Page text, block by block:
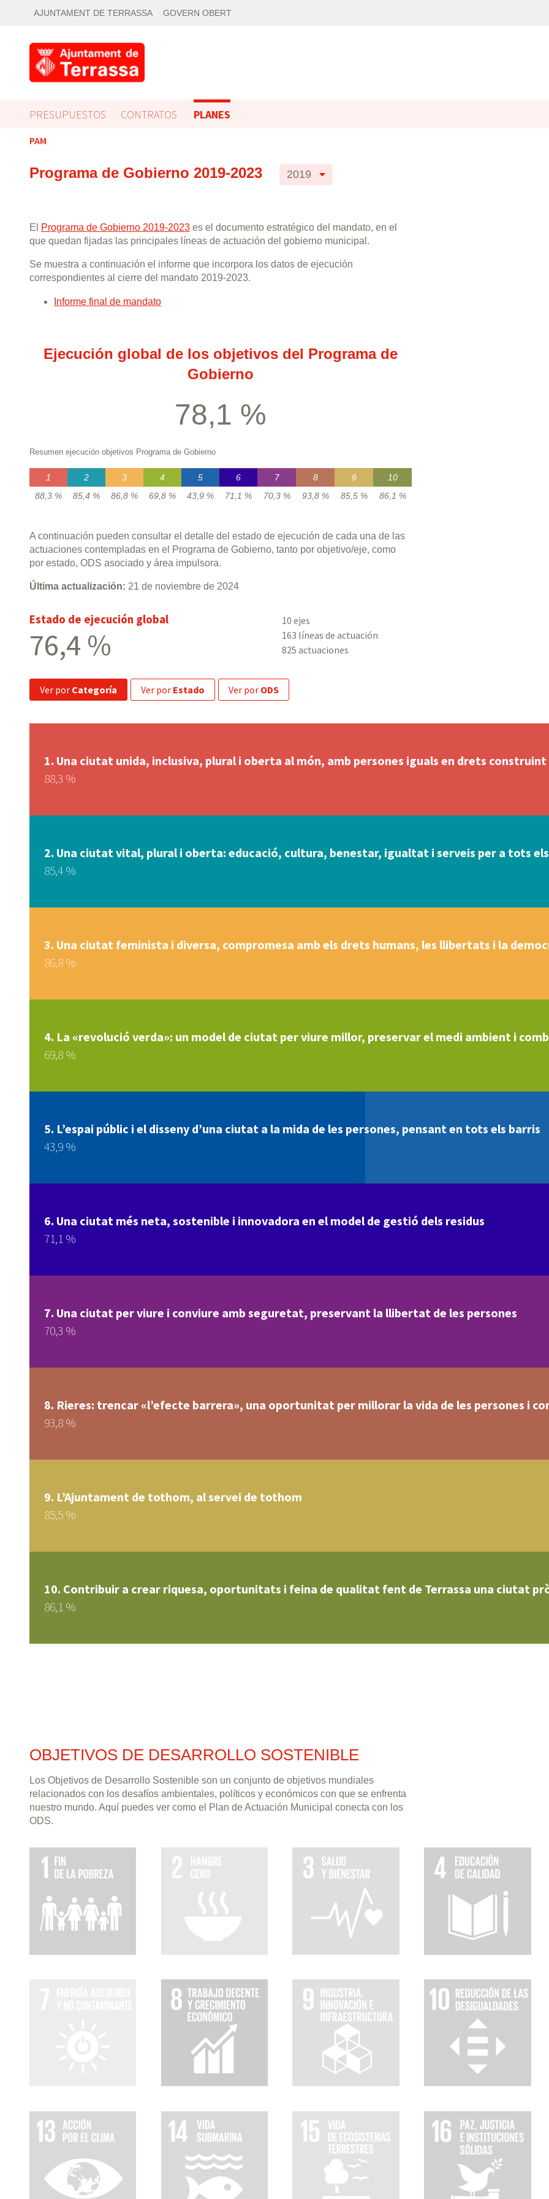
AJUNTAMENT DE TERRASSA GOVERN OBERT
PRESUPUESTOS CONTRATOS PLANES
PAM
Programa de Gobierno 2019-2023 2019
El Programa de Gobierno 2019-2023 es el documento estratégico del mandato, en el
que quedan fijadas las principales líneas de actuación del gobierno municipal.
Se muestra a continuación el informe que incorpora los datos de ejecución
correspondientes al cierre del mandato 2019-2023.
Informe final de mandato
Ejecución global de los objetivos del Programa de
Gobierno
78,1 %
Resumen ejecución objetivos Programa de Gobierno
1 2 3 4 5 6 7 8 9
10
88,3 %
85,4 % 86,8 % 69,8 % 43,9 % 71,1 % 70,3 % 93,8 % 85,5 % 86,1 %
A continuación pueden consultar el detalle del estado de ejecución de cada una de las
actuaciones contempladas en el Programa de Gobierno, tanto por objetivo/eje, como
por estado, ODS asociado y área impulsora.
Última actualización: 21 de noviembre de 2024
Estado de ejecución global
76,4 %
10 ejes
163 líneas de actuación
825 actuaciones
ver por Categoría ver por Estado ver por ODS
1. Una ciutat unida, inclusiva, plural i oberta al món, amb persones iguals en drets
88,3 %
2. Una ciutat vital, plural i oberta: educació, cultura, benestar, igualtat i serveis per a tots
85,4 %
3. Una ciutat feminista i diversa, compromesa amb els drets humans, les llibertats i la
86,8 %
4. La «revolució verda»: un model de ciutat per viure millor, preservar el medi ambient i
69,8 %
5. L’espai públic i el disseny d’una ciutat a la mida de les persones, pensant en tots els barris
43,9 %
6. Una ciutat més neta, sostenible i innovadora en el model de gestió dels residus
71,1 %
7. Una ciutat per viure i conviure amb seguretat, preservant la llibertat de les persones
70,3 %
8. Rieres: trencar «l’efecte barrera», una oportunitat per millorar la vida de les persones i
93,8 %
9. L’Ajuntament de tothom, al servei de tothom
85,5 %
10. Contribuir a crear riquesa, oportunitats i feina de qualitat fent de Terrassa una ciutat
86,1 %
OBJETIVOS DE DESARROLLO SOSTENIBLE
Los Objetivos de Desarrollo Sostenible son un conjunto de objetivos mundiales
relacionados con los desafíos ambientales, políticos y económicos con que se enfrenta
nuestro mundo. Aquí puedes ver como el Plan de Actuación Municipal conecta con los
ODS.